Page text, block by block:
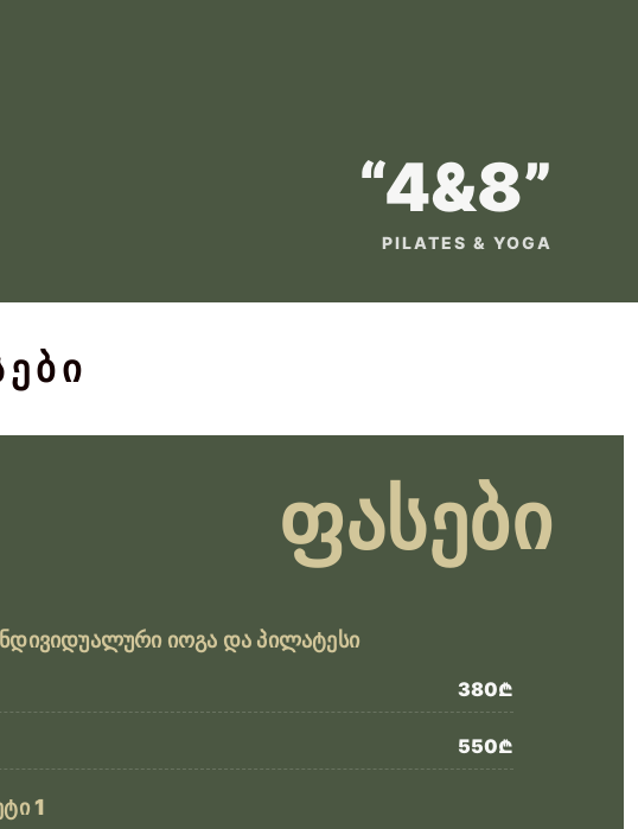
“4&8”
PILATES & YOGA
ფასები
იოგა და პილატესი
380₾
550₾
1